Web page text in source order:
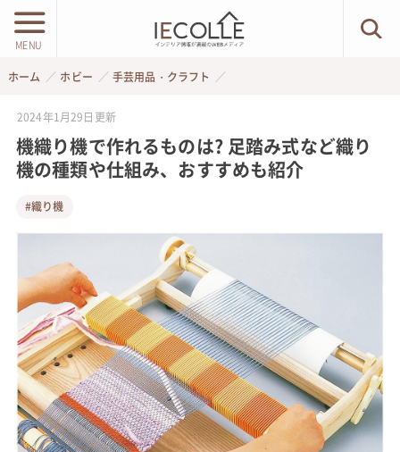
MENU
ホーム ホビー 手芸用品・クラフト
2024年1月29日 更新
機織り機で作れるものは? 足踏み式など織り
機の種類や仕組み、おすすめも紹介
#織り機